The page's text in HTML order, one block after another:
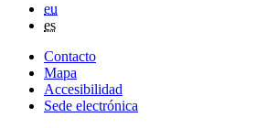
eu
es
Contacto
Mapa
Accesibilidad
Sede electrónica